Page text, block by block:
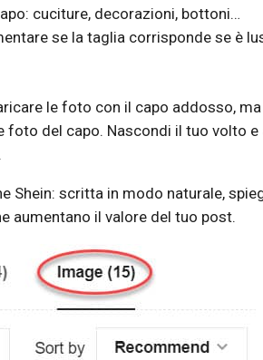
cuciture, decorazioni, bottoni…
se la taglia corrisponde se è
le foto con il capo addosso,
foto del capo. Nascondi il tuo volto
Shein: scritta in modo naturale,
aumentano il valore del tuo post.